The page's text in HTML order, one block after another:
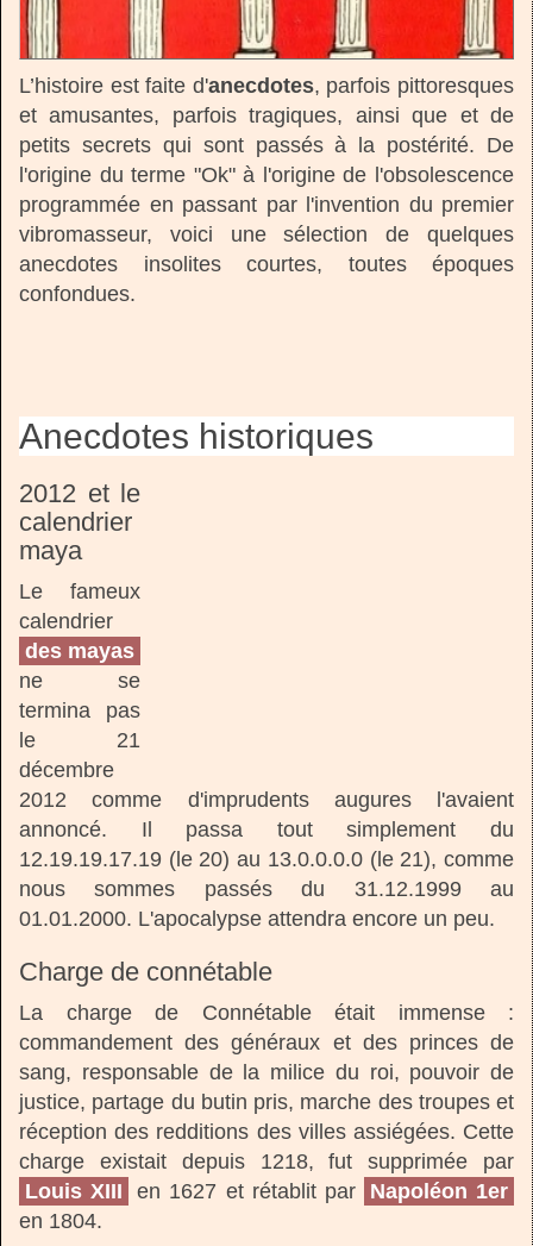
L’histoire est faite d'anecdotes, parfois pittoresques
et amusantes, parfois tragiques, ainsi que et de
petits secrets qui sont passés à la postérité. De
l'origine du terme "Ok" à l'origine de l'obsolescence
programmée en passant par l'invention du premier
vibromasseur, voici une sélection de quelques
anecdotes insolites courtes, toutes époques
confondues.
Anecdotes historiques
2012 et le
calendrier
maya
Le fameux
calendrier
des mayas
ne se
termina pas
le 21
décembre
2012 comme d'imprudents augures l'avaient
annoncé. Il passa tout simplement du
12.19.19.17.19 (le 20) au 13.0.0.0.0 (le 21), comme
nous sommes passés du 31.12.1999 au
01.01.2000. L'apocalypse attendra encore un peu.
Charge de connétable
La charge de Connétable était immense :
commandement des généraux et des princes de
sang, responsable de la milice du roi, pouvoir de
justice, partage du butin pris, marche des troupes et
réception des redditions des villes assiégées. Cette
charge existait depuis 1218, fut supprimée par
Louis XIII
en 1627 et rétablit par
Napoléon 1er
en 1804.